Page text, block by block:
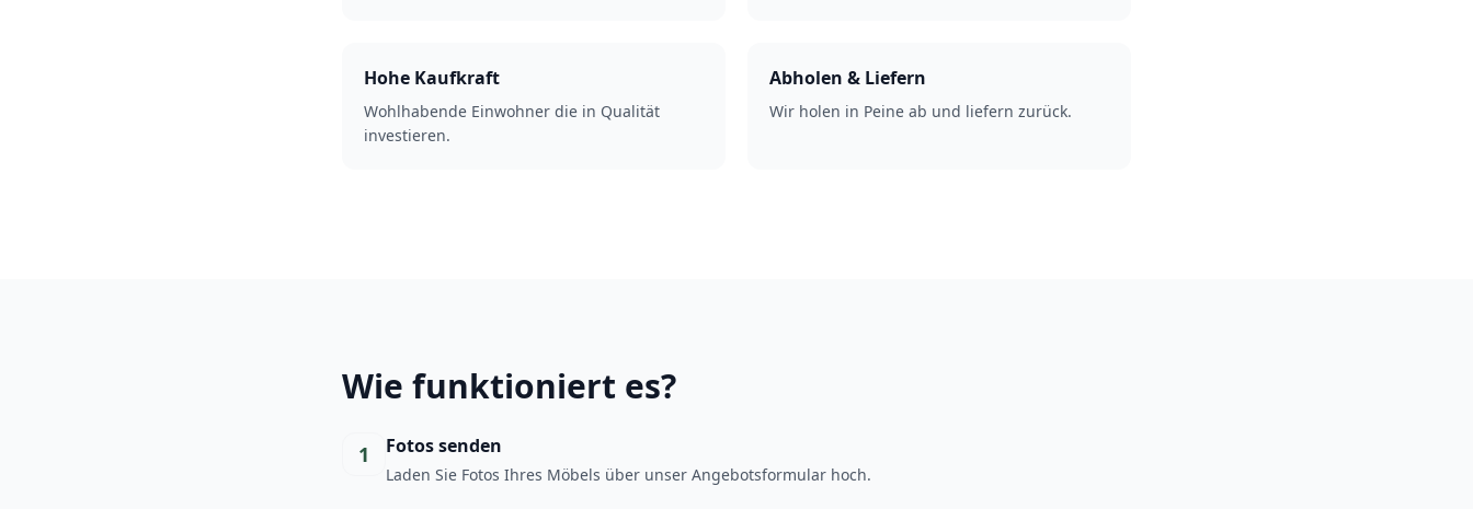
Hohe Kaufkraft
Wohlhabende Einwohner die in Qualität
investieren.
Abholen & Liefern
Wir holen in Peine ab und liefern zurück.
Wie funktioniert es?
1 Fotos senden
Laden Sie Fotos Ihres Möbels über unser Angebotsformular hoch.